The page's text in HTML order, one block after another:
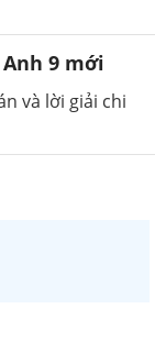
9 mới
và lời giải chi